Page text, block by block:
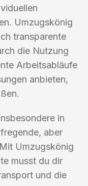
Umzugskönig
transparente
die Nutzung
Arbeitsabläufe
anbieten,
in
aber
Umzugskönig
musst du dir
und die